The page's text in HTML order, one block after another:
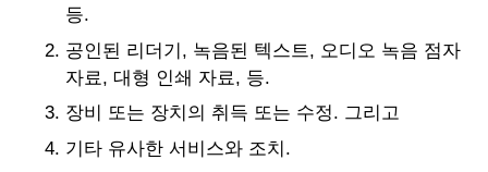
등.
공인된 리더기, 녹음된 텍스트, 오디오 녹음 점자
자료, 대형 인쇄 자료, 등.
장비 또는 장치의 취득 또는 수정. 그리고
기타 유사한 서비스와 조치.